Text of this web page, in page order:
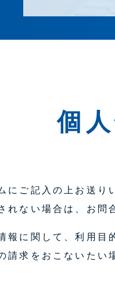
個
にご記入の上お送り
れない場合は、お問
報に関して、利用目
請求をおこないたい